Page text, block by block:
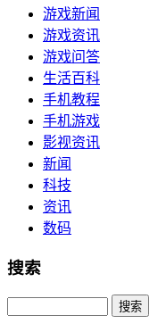
游戏新闻
游戏资讯
游戏问答
生活百科
手机教程
手机游戏
影视资讯
新闻
科技
资讯
数码
搜索
Search